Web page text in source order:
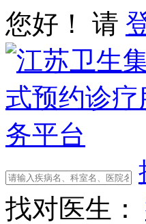
您好！ 请
找对医生：